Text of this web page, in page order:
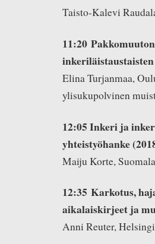
Taisto-Kalevi
11:20
Elina Turjanmaa,
ylisukupolvinen
12:05 Inkeri ja
yhteistyöhanke
Maiju Korte,
12:35 Karkotus,
aikalaiskirjeet ja
Anni Reuter,